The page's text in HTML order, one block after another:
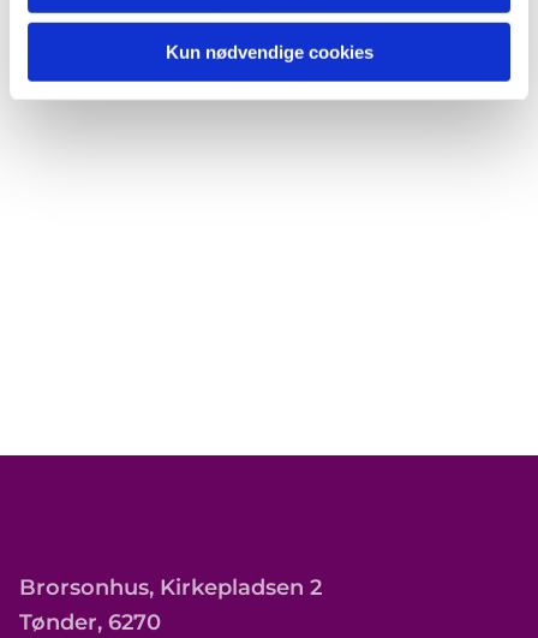
Kun nødvendige cookies
Brorsonhus, Kirkepladsen 2
Tønder, 6270